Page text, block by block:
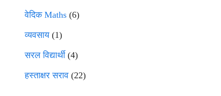
वेदिक Maths (6)
व्यवसाय(1)
सरल विद्यार्थी(4)
हस्ताक्षर सराव (22)